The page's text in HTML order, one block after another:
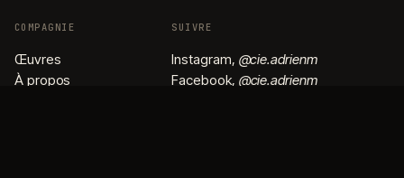
COMPAGNIE
Œuvres
À propos
SUIVRE
Instagram, @cie.adrienm
Facebook, @cie.adrienm